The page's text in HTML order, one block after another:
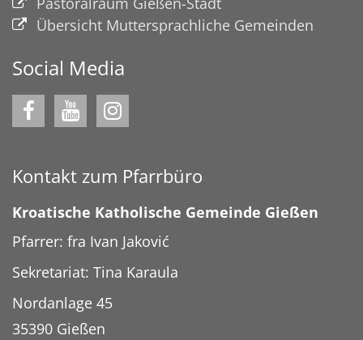
Übersicht Muttersprachliche Gemeinden
Social Media
Kontakt zum Pfarrbüro
Kroatische Katholische Gemeinde Gießen
Pfarrer: fra Ivan Jaković
Sekretariat: Tina Karaula
Nordanlage 45
35390 Gießen